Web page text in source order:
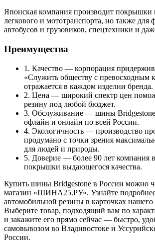
Японская компания производит покрышки
легкового и мототранспорта, но также для
автобусов и грузовиков, спецтехники и
Преимущества
1. Качество — корпорация
«Служить обществу с превосходным
отражается в каждом изделии бренда.
2. Цена — широкий спектр цен
резину под любой бюджет.
3. Обслуживание — шины
офлайн и онлайн по всей России.
4. Экологичность — производство
продумано с точки зрения
для людей и природы.
5. Доверие — более 90 лет компания
покрышки выдающегося качества.
Купить шины Bridgestone в России можно
магазин «ШИНА25.РУ». Узнайте
автомобильной резины в карточках нашего
Выберите товар, подходящий вам по
и закажите его прямо сейчас — быстро,
самовывозом во Владивостоке и
России.